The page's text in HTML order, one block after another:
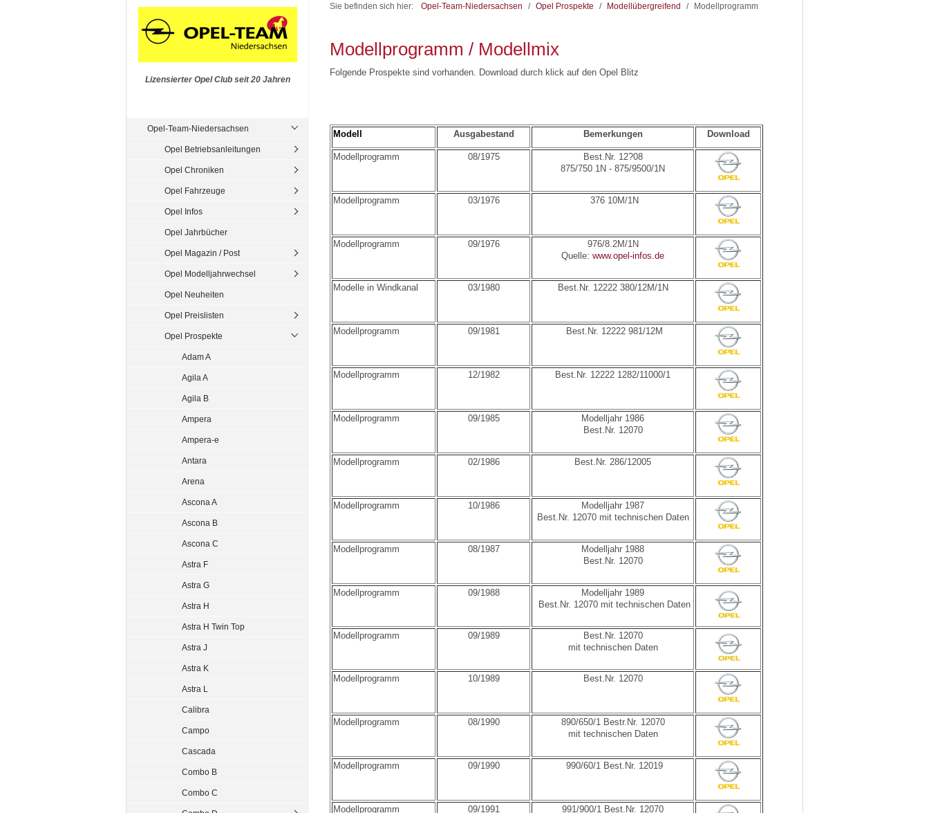
Lizensierter Opel Club seit 20 Jahren
Opel-Team-Niedersachsen
Opel Betriebsanleitungen
Opel Chroniken
Opel Fahrzeuge
Opel Infos
Opel Jahrbücher
Opel Magazin / Post
Opel Modelljahrwechsel
Opel Neuheiten
Opel Preislisten
Opel Prospekte
Adam A
Agila A
Agila B
Ampera
Ampera-e
Antara
Arena
Ascona A
Ascona B
Ascona C
Astra F
Astra G
Astra H
Astra H Twin Top
Astra J
Astra K
Astra L
Calibra
Campo
Cascada
Combo B
Combo C
Sie befinden sich hier: Opel-Team-Niedersachsen / Opel Prospekte / Modellübergreifend / Modellprogramm
Modellprogramm / Modellmix
Folgende Prospekte sind vorhanden. Download durch klick auf den Opel Blitz
Modell Ausgabestand Bemerkungen Download
Modellprogramm 08/1975
Best.Nr. 12?08
875/750 1N - 875/9500/1N
Modellprogramm 03/1976 376 10M/1N
Modellprogramm 09/1976
976/8.2M/1N
Quelle:www.opel-infos.de
Modelle in Windkanal 03/1980 Best.Nr. 12222 380/12M/1N
Modellprogramm 09/1981 Best.Nr. 12222 981/12M
Modellprogramm 12/1982 Best.Nr. 12222 1282/11000/1
Modellprogramm 09/1985
Modelljahr 1986
Best.Nr. 12070
Modellprogramm 02/1986 Best.Nr. 286/12005
Modellprogramm 10/1986
Modelljahr 1987
Best.Nr. 12070 mit technischen Daten
Modellprogramm 08/1987
Modelljahr 1988
Best.Nr. 12070
Modellprogramm 09/1988
Modelljahr 1989
Best.Nr. 12070 mit technischen Daten
Modellprogramm 09/1989
Best.Nr. 12070
mit technischen Daten
Modellprogramm 10/1989 Best.Nr. 12070
Modellprogramm 08/1990
890/650/1 Bestr.Nr. 12070
mit technischen Daten
Modellprogramm 09/1990 990/60/1 Best.Nr. 12019
Modellprogramm 09/1991
991/900/1 Best.Nr. 12070